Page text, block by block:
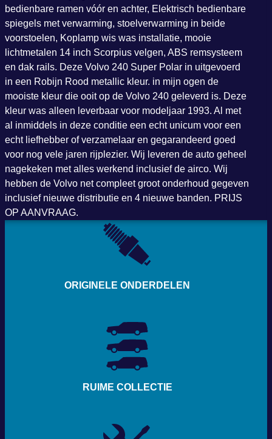
bedienbare ramen vóór en achter, Elektrisch bedienbare
spiegels met verwarming, stoelverwarming in beide
voorstoelen, Koplamp wis was installatie, mooie
lichtmetalen 14 inch Scorpius velgen, ABS remsysteem
en dak rails. Deze Volvo 240 Super Polar in uitgevoerd
in een Robijn Rood metallic kleur. in mijn ogen de
mooiste kleur die ooit op de Volvo 240 geleverd is. Deze
kleur was alleen leverbaar voor modeljaar 1993. Al met
al inmiddels in deze conditie een echt unicum voor een
echt liefhebber of verzamelaar en gegarandeerd goed
voor nog vele jaren rijplezier. Wij leveren de auto geheel
nagekeken met alles werkend inclusief de airco. Wij
hebben de Volvo net compleet groot onderhoud gegeven
inclusief nieuwe distributie en 4 nieuwe banden. PRIJS
OP AANVRAAG.
ORIGINELE ONDERDELEN
RUIME COLLECTIE